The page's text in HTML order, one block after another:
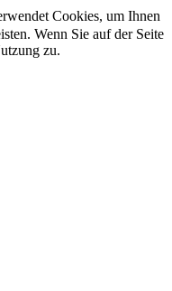
Cookies, um Ihnen
Wenn Sie auf der Seite
zu.